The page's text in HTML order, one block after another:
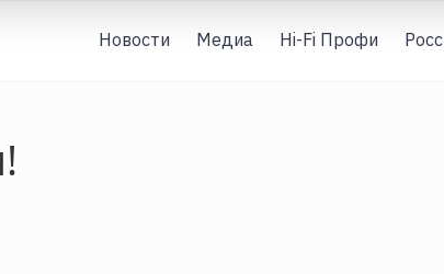
Новости Медиа Hi-Fi Профи